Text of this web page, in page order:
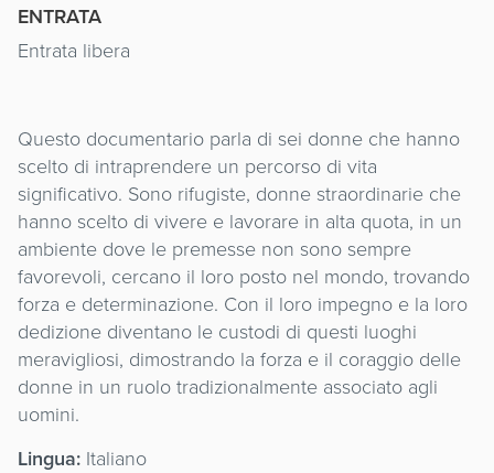
ENTRATA
Entrata libera
Questo documentario parla di sei donne che hanno
scelto di intraprendere un percorso di vita
significativo. Sono rifugiste, donne straordinarie che
hanno scelto di vivere e lavorare in alta quota, in un
ambiente dove le premesse non sono sempre
favorevoli, cercano il loro posto nel mondo, trovando
forza e determinazione. Con il loro impegno e la loro
dedizione diventano le custodi di questi luoghi
meravigliosi, dimostrando la forza e il coraggio delle
donne in un ruolo tradizionalmente associato agli
uomini.
Lingua: Italiano